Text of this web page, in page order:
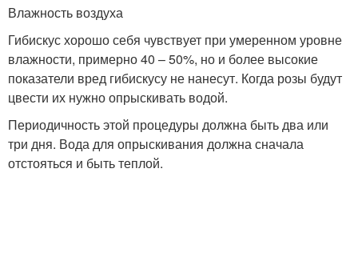
Влажность воздуха
Гибискус хорошо себя чувствует при умеренном уровне
влажности, примерно 40 – 50%, но и более высокие
показатели вред гибискусу не нанесут. Когда розы будут
цвести их нужно опрыскивать водой.
Периодичность этой процедуры должна быть два или
три дня. Вода для опрыскивания должна сначала
отстояться и быть теплой.